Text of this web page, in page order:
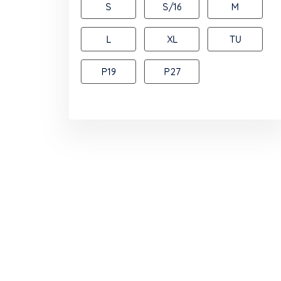
S S/16 M
L XL TU
P19 P27